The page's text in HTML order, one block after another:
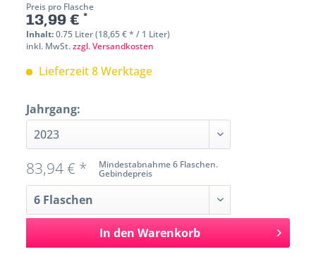
Preis pro Flasche
13,99 € *
Inhalt:0.75 Liter (18,65 € * / 1 Liter)
inkl. MwSt.zzgl. Versandkosten
Lieferzeit 8 Werktage
Jahrgang:
Mindestabnahme 6 Flaschen.
Gebindepreis
83,94 € *
In den Warenkorb